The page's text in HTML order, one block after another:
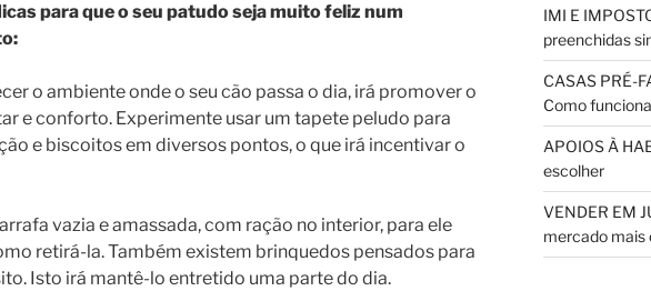
para que o seu patudo seja muito feliz num
o ambiente onde o seu cão passa o dia, irá promover o
e conforto. Experimente usar um tapete peludo para
e biscoitos em diversos pontos, o que irá incentivar o
vazia e amassada, com ração no interior, para ele
retirá-la. Também existem brinquedos pensados para
Isto irá mantê-lo entretido uma parte do dia.
IMI E
preenchidas
CASAS PRÉ-
Como
APOIOS À
escolher
VENDER EM
mercado mais